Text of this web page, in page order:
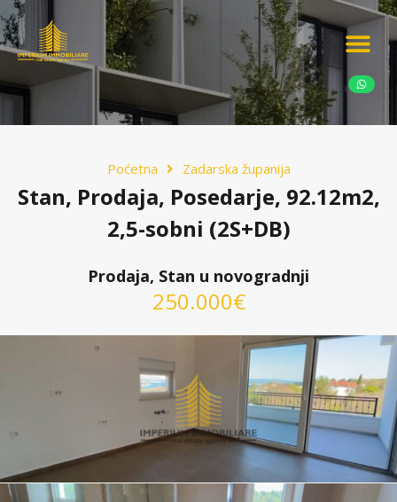
Poćetna Zadarska županija
Stan, Prodaja, Posedarje, 92.12m2,
2,5-sobni (2S+DB)
Prodaja, Stan u novogradnji
250.000€